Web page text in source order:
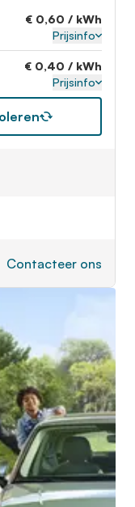
€ 0,60 / kWh
Prijsinfo
€ 0,40 / kWh
Prijsinfo
Contacteer ons